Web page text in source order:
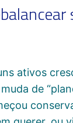
ativos
de